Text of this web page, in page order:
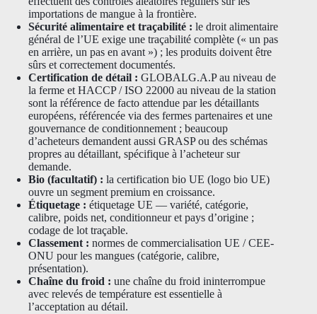
importations de mangue à la frontière.
Sécurité alimentaire et traçabilité : le droit alimentaire
général de l’UE exige une traçabilité complète (« un pas
en arrière, un pas en avant ») ; les produits doivent être
sûrs et correctement documentés.
Certification de détail : GLOBALG.A.P au niveau de
la ferme et HACCP / ISO 22000 au niveau de la station
sont la référence de facto attendue par les détaillants
européens, référencée via des fermes partenaires et une
gouvernance de conditionnement ; beaucoup
d’acheteurs demandent aussi GRASP ou des schémas
propres au détaillant, spécifique à l’acheteur sur
demande.
Bio (facultatif) : la certification bio UE (logo bio UE)
ouvre un segment premium en croissance.
Étiquetage : étiquetage UE — variété, catégorie,
calibre, poids net, conditionneur et pays d’origine ;
codage de lot traçable.
Classement : normes de commercialisation UE / CEE-
ONU pour les mangues (catégorie, calibre,
présentation).
Chaîne du froid : une chaîne du froid ininterrompue
avec relevés de température est essentielle à
l’acceptation au détail.